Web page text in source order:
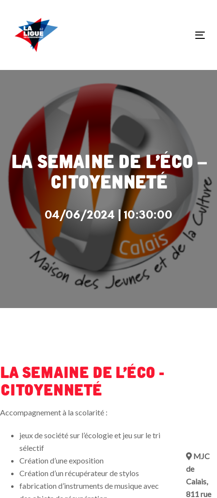
to
primary
navigation
to
La semaine de l’éco –
citoyenneté
04/06/2024 | 10:30:00
La semaine de l'éco -
citoyenneté
Accompagnement à la scolarité :
jeux de société sur l’écologie et jeu sur le tri
sélectif
Création d’une exposition
Création d’un récupérateur de stylos
fabrication d’instruments de musique avec
MJC
de
Calais,
811 rue